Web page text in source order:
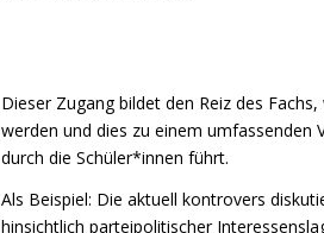
Dieser Zugang bildet den Reiz des
werden und dies zu einem umfassenden
durch die Schüler*innen führt.
Als Beispiel: Die aktuell kontrovers
hinsichtlich parteipolitischer